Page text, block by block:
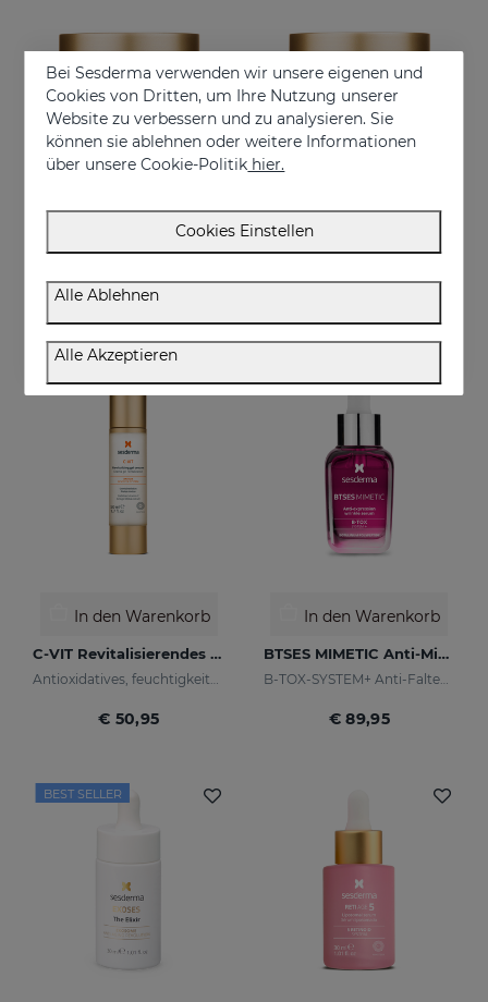
FERULAC Antioxidantien-Creme
€ 61,95
In den Warenkorb
C-VIT Revitalisierendes Cremegel
Antioxidatives, feuchtigkeitsspendendes, faltenhemmendes und aufhellendes Cremegel
€ 50,95
In den Warenkorb
BTSES MIMETIC Anti-Mimikfalten-Serum
B-TOX-SYSTEM+ Anti-Falten-Cocktail
€ 89,95
BEST SELLER
Bei Sesderma verwenden wir unsere eigenen und
Cookies von Dritten, um Ihre Nutzung unserer
Website zu verbessern und zu analysieren. Sie
können sie ablehnen oder weitere Informationen
über unsere Cookie-Politik hier.
Cookies Einstellen
Alle Ablehnen
Alle Akzeptieren